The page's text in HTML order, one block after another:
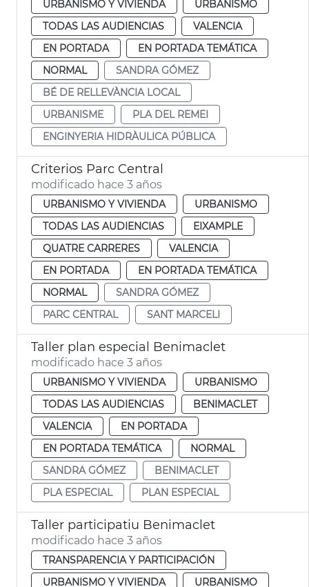
URBANISMO Y VIVIENDA
URBANISMO
TODAS LAS AUDIENCIAS
VALENCIA
EN PORTADA
EN PORTADA TEMÁTICA
NORMAL
SANDRA GÓMEZ
BÉ DE RELLEVÀNCIA LOCAL
URBANISME
PLA DEL REMEI
ENGINYERIA HIDRÀULICA PÚBLICA
Criterios Parc Central
modificado hace 3 años
URBANISMO Y VIVIENDA
URBANISMO
TODAS LAS AUDIENCIAS
EIXAMPLE
QUATRE CARRERES
VALENCIA
EN PORTADA
EN PORTADA TEMÁTICA
NORMAL
SANDRA GÓMEZ
PARC CENTRAL
SANT MARCELI
Taller plan especial Benimaclet
modificado hace 3 años
URBANISMO Y VIVIENDA
URBANISMO
TODAS LAS AUDIENCIAS
BENIMACLET
VALENCIA
EN PORTADA
EN PORTADA TEMÁTICA
NORMAL
SANDRA GÓMEZ
BENIMACLET
PLA ESPECIAL
PLAN ESPECIAL
Taller participatiu Benimaclet
modificado hace 3 años
TRANSPARENCIA Y PARTICIPACIÓN
URBANISMO Y VIVIENDA
URBANISMO